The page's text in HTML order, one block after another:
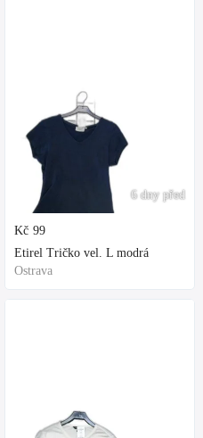
6 dny před
Kč 99
Etirel Tričko vel. L modrá
Ostrava